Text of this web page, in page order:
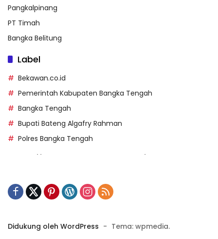
Pangkalpinang
PT Timah
Bangka Belitung
Label
Bekawan.co.id
Pemerintah Kabupaten Bangka Tengah
Bangka Tengah
Bupati Bateng Algafry Rahman
Polres Bangka Tengah
https://kecsitim.sitarokab.go.id/
https://ukpbj.natunakab.go.id/
Didukung oleh WordPress - Tema: wpmedia.